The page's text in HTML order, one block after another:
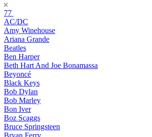
77
AC/DC
Amy Winehouse
Ariana Grande
Beatles
Ben Harper
Beth Hart And Joe Bonamassa
Beyoncé
Black Keys
Bob Dylan
Bob Marley
Bon Iver
Boz Scaggs
Bruce Springsteen
Bryan Ferry